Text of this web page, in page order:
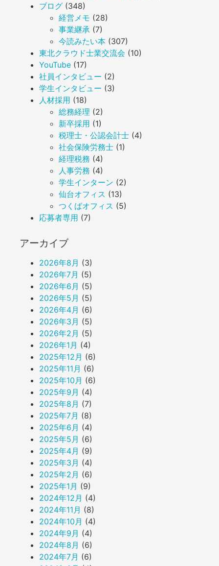
ブログ (348)
経営メモ (28)
事業継承 (7)
今読みたい本 (307)
東北クラウド士業交流会 (10)
YouTube (17)
社員インタビュー (2)
学生インタビュー (3)
人材採用 (18)
総務経理 (2)
新卒採用 (1)
税理士・公認会計士 (4)
社会保険労務士 (1)
経理税務 (4)
人事労務 (4)
学生インターン (2)
仙台オフィス (13)
つくばオフィス (5)
応募者専用 (7)
アーカイブ
2026年8月 (3)
2026年7月 (5)
2026年6月 (5)
2026年5月 (5)
2026年4月 (6)
2026年3月 (5)
2026年2月 (5)
2026年1月 (4)
2025年12月 (6)
2025年11月 (6)
2025年10月 (6)
2025年9月 (4)
2025年8月 (7)
2025年7月 (8)
2025年6月 (4)
2025年5月 (6)
2025年4月 (9)
2025年3月 (4)
2025年2月 (6)
2025年1月 (9)
2024年12月 (4)
2024年11月 (8)
2024年10月 (4)
2024年9月 (4)
2024年8月 (6)
2024年7月 (6)